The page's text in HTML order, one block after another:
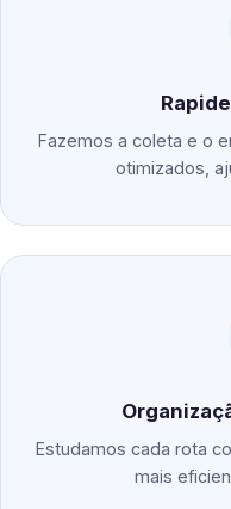
Fazemos a coleta e o
otimizados,
Estudamos cada rota
mais